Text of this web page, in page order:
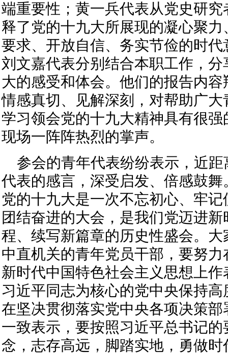
端重要性；黄一兵代表从党史研
释了党的十九大所展现的凝心聚
要求、开放自信、务实节俭的时
刘文嘉代表分别结合本职工作，
大的感受和体会。他们的报告内
情感真切、见解深刻，对帮助广
学习领会党的十九大精神具有很
现场一阵阵热烈的掌声。
参会的青年代表纷纷表示，近
代表的感言，深受启发、倍感鼓
党的十九大是一次不忘初心、牢
团结奋进的大会，是我们党迈进
程、续写新篇章的历史性盛会。
中直机关的青年党员干部，要努
新时代中国特色社会主义思想上
习近平同志为核心的党中央保持
在坚决贯彻落实党中央各项决策
一致表示，要按照习近平总书记
念，志存高远，脚踏实地，勇做